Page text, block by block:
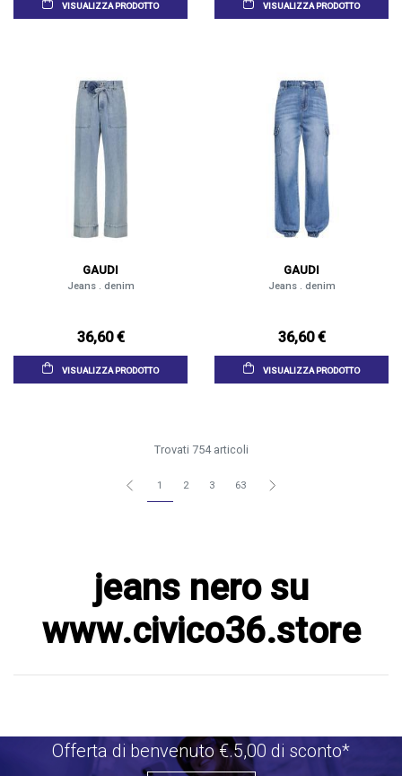
VISUALIZZA PRODOTTO VISUALIZZA PRODOTTO
GAUDI
Jeans . denim
36,60 €
VISUALIZZA PRODOTTO
GAUDI
Jeans . denim
36,60 €
VISUALIZZA PRODOTTO
Trovati 754 articoli
1 2 3 63
jeans nero su
www.civico36.store
Offerta di benvenuto €.5,00 di sconto*